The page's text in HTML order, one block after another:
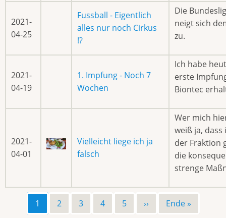
2021-
04-25
Fussball - Eigentlich
alles nur noch Cirkus
!?
Die
neigt sich
zu.
2021-
04-19
1. Impfung - Noch 7
Wochen
Ich habe
erste
Biontec
2021-
04-01
Vielleicht liege ich ja
falsch
Wer mich
weiß ja, dass
der Fraktion
die
strenge
Seitennummerierung
Page
1 Page
2 Page
3 Page
4 Page
5
Nächste
››
Letzte
Ende »